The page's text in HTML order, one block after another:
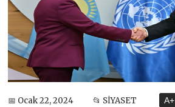
📅 Ocak 22, 2024 📂 SİYASET A+